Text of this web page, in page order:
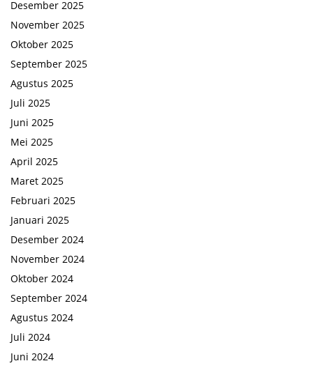
Desember 2025
November 2025
Oktober 2025
September 2025
Agustus 2025
Juli 2025
Juni 2025
Mei 2025
April 2025
Maret 2025
Februari 2025
Januari 2025
Desember 2024
November 2024
Oktober 2024
September 2024
Agustus 2024
Juli 2024
Juni 2024